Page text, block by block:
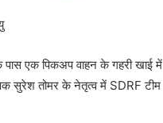
एक पिकअप वाहन के गहरी खाई में
सुरेश तोमर के नेतृत्व में SDRF टीम